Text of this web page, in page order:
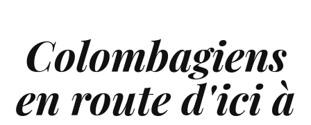
Colombagiens
en route d'ici à